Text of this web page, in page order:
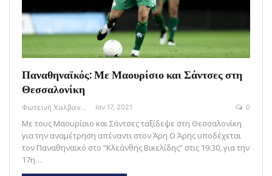
Παναθηναϊκός: Με Μαουρίσιο και Σάντσες στη
Θεσσαλονίκη
Φωτεινή Χαλβαντζή Ιαν 17, 2021 0
Με τους Μαουρίσιο και Σάντσες ταξίδεψε στη Θεσσαλονίκη
για την αναμέτρηση απέναντι στον Άρη Ο Άρης υποδέχεται
τον Παναθηναϊκό στο “Κλεάνθης Βικελίδης” στις 19:30, για την
17η…